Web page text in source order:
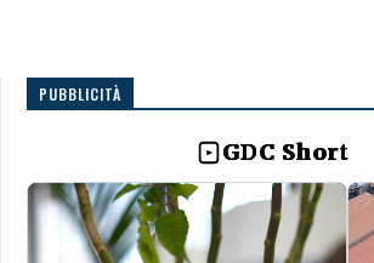
PUBBLICITÀ
GDC Short